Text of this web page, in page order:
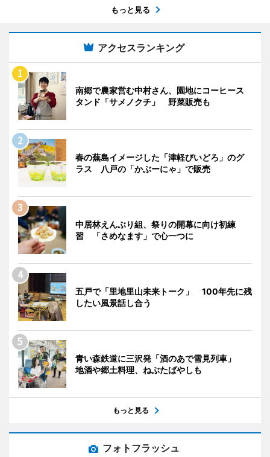
もっと見る
アクセスランキング
南郷で農家営む中村さん、園地にコーヒース
タンド「サメノクチ」 野菜販売も
春の蕪島イメージした「津軽びいどろ」のグ
ラス 八戸の「かぶーにゃ」で販売
中居林えんぶり組、祭りの開幕に向け初練
習 「さめなます」で心一つに
五戸で「里地里山未来トーク」 100年先に残
したい風景話し合う
青い森鉄道に三沢発「酒のあで雪見列車」
地酒や郷土料理、ねぶたばやしも
もっと見る
フォトフラッシュ